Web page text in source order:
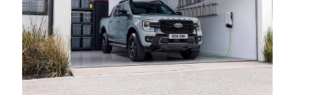
Χρηστικά
Συμβουλές